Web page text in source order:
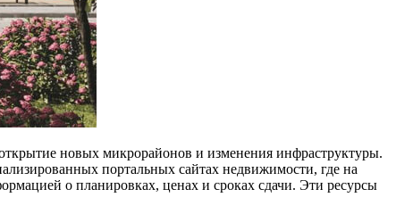
новых микрорайонов и изменения инфраструктуры.
портальных сайтах недвижимости, где на
о планировках, ценах и сроках сдачи. Эти ресурсы